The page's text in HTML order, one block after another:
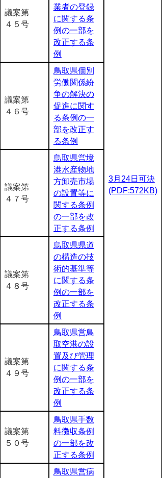
3月24日可決
(PDF:572KB)
議案第
４５号
業者の登録
に関する条
例の一部を
改正する条
例
議案第
４６号
鳥取県個別
労働関係紛
争の解決の
促進に関す
る条例の一
部を改正す
る条例
議案第
４７号
鳥取県営境
港水産物地
方卸売市場
の設置等に
関する条例
の一部を改
正する条例
議案第
４８号
鳥取県県道
の構造の技
術的基準等
に関する条
例の一部を
改正する条
例
議案第
４９号
鳥取県営鳥
取空港の設
置及び管理
に関する条
例の一部を
改正する条
例
議案第
５０号
鳥取県手数
料徴収条例
の一部を改
正する条例
鳥取県営病